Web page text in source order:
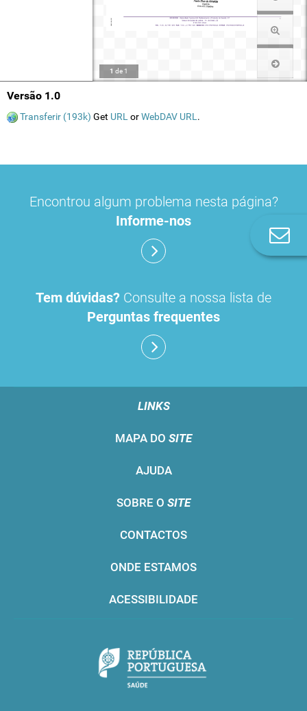
1 de 1
Versão 1.0
Transferir (193k) Get URL orWebDAV URL .
Encontrou algum problema nesta página?
Informe-nos
Tem dúvidas? Consulte a nossa lista de
Perguntas frequentes
LINKS
MAPA DO SITE
AJUDA
SOBRE O SITE
CONTACTOS
ONDE ESTAMOS
ACESSIBILIDADE